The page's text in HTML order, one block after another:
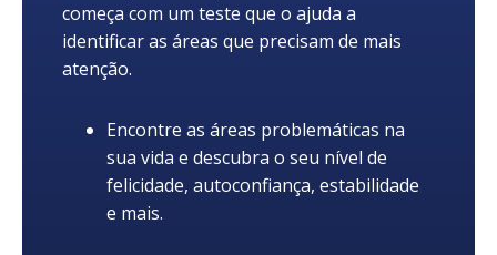
começa com um teste que o ajuda a
identificar as áreas que precisam de mais
atenção.
Encontre as áreas problemáticas na
sua vida e descubra o seu nível de
felicidade, autoconfiança, estabilidade
e mais.